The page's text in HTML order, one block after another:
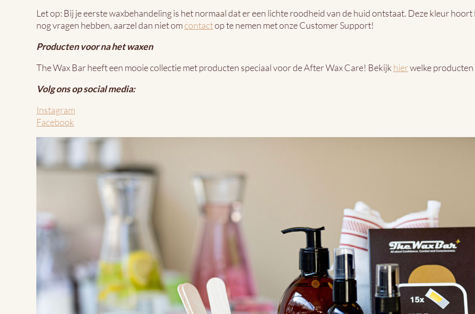
Let op: Bij je eerste waxbehandeling is het normaal dat er een lichte roodheid van de huid ontstaat. Deze kleur
nog vragen hebben, aarzel dan niet omcontactop te nemen met onze Customer Support!
Producten voor na het waxen
The Wax Bar heeft een mooie collectie met producten speciaal voor de After Wax Care! Bekijk hierwelke
Volg ons op social media:
Instagram
Facebook